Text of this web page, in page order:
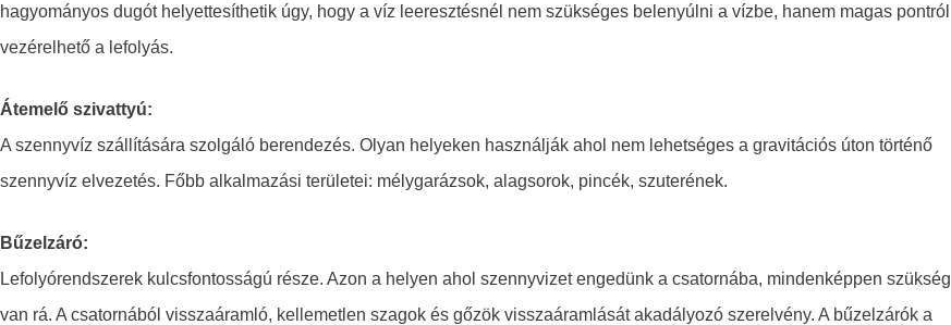
hagyományos dugót helyettesíthetik úgy, hogy a víz leeresztésnél nem szükséges belenyúlni a vízbe, hanem magas pontról
vezérelhető a lefolyás.
Átemelő szivattyú:
A szennyvíz szállítására szolgáló berendezés. Olyan helyeken használják ahol nem lehetséges a gravitációs úton történő
szennyvíz elvezetés. Főbb alkalmazási területei: mélygarázsok, alagsorok, pincék, szuterének.
Bűzelzáró:
Lefolyórendszerek kulcsfontosságú része. Azon a helyen ahol szennyvizet engedünk a csatornába, mindenképpen szükség
van rá. A csatornából visszaáramló, kellemetlen szagok és gőzök visszaáramlását akadályozó szerelvény. A bűzelzárók a